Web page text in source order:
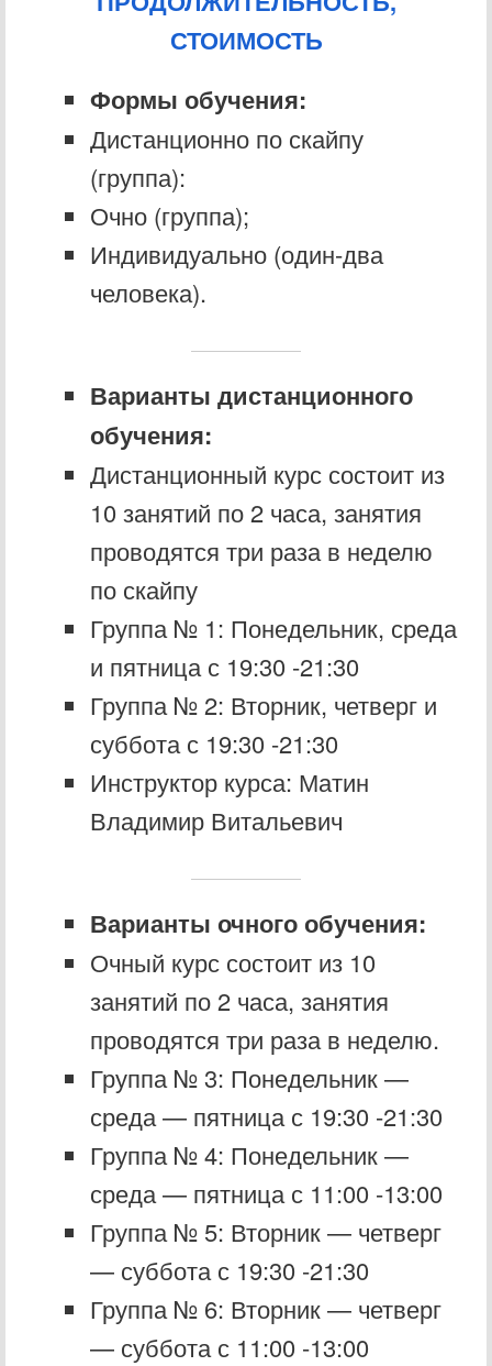
СТОИМОСТЬ
Формы обучения:
Дистанционно по скайпу
(группа):
Очно (группа);
Индивидуально (один-два
человека).
Варианты дистанционного
обучения:
Дистанционный курс состоит из
10 занятий по 2 часа, занятия
проводятся три раза в неделю
по скайпу
Группа № 1: Понедельник, среда
и пятница с 19:30 -21:30
Группа № 2: Вторник, четверг и
суббота с 19:30 -21:30
Инструктор курса: Матин
Владимир Витальевич
Варианты очного обучения:
Очный курс состоит из 10
занятий по 2 часа, занятия
проводятся три раза в неделю.
Группа № 3: Понедельник —
среда — пятница с 19:30 -21:30
Группа № 4: Понедельник —
среда — пятница с 11:00 -13:00
Группа № 5: Вторник — четверг
— суббота с 19:30 -21:30
Группа № 6: Вторник — четверг
— суббота с 11:00 -13:00